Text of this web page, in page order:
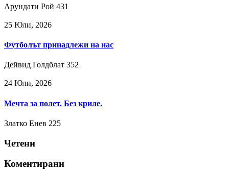
Арундати Рой 431
25 Юли, 2026
Футболът принадлежи на нас
Дейвид Голдблат 352
24 Юли, 2026
Мечта за полет. Без криле.
Златко Енев 225
Четени
Коментирани